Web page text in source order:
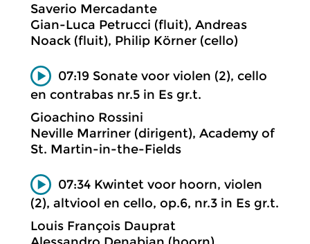
Saverio Mercadante
Gian-Luca Petrucci (fluit), Andreas
Noack (fluit), Philip Körner (cello)
07:19 Sonate voor violen (2), cello
en contrabas nr.5 in Es gr.t.
Gioachino Rossini
Neville Marriner (dirigent), Academy of
St. Martin-in-the-Fields
07:34 Kwintet voor hoorn, violen
(2), altviool en cello, op.6, nr.3 in Es gr.t.
Louis François Dauprat